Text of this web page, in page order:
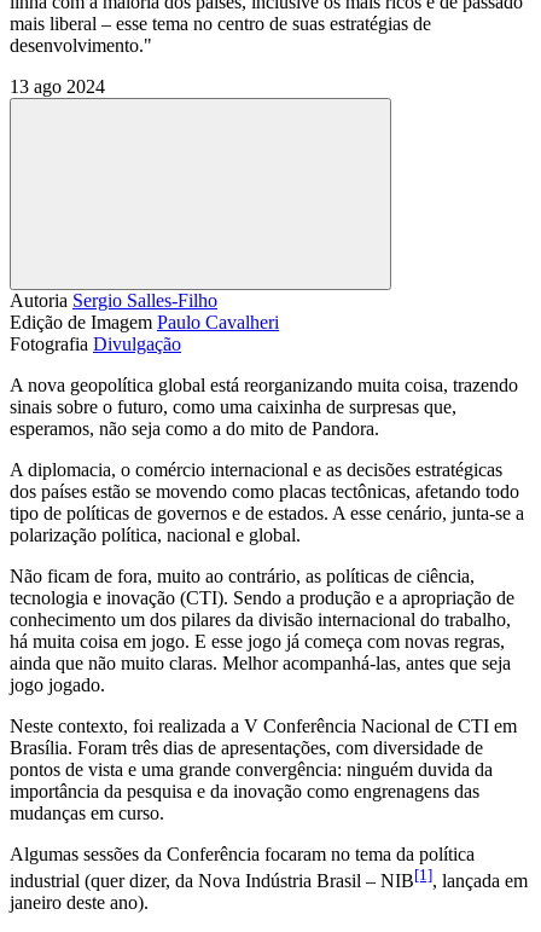
mais liberal – esse tema no centro de suas estratégias de
desenvolvimento."
13 ago 2024
Compartilhar
Autoria Sergio Salles-Filho
Edição de Imagem Paulo Cavalheri
Fotografia Divulgação
A nova geopolítica global está reorganizando muita coisa, trazendo
sinais sobre o futuro, como uma caixinha de surpresas que,
esperamos, não seja como a do mito de Pandora.
A diplomacia, o comércio internacional e as decisões estratégicas
dos países estão se movendo como placas tectônicas, afetando todo
tipo de políticas de governos e de estados. A esse cenário, junta-se a
polarização política, nacional e global.
Não ficam de fora, muito ao contrário, as políticas de ciência,
tecnologia e inovação (CTI). Sendo a produção e a apropriação de
conhecimento um dos pilares da divisão internacional do trabalho,
há muita coisa em jogo. E esse jogo já começa com novas regras,
ainda que não muito claras. Melhor acompanhá-las, antes que seja
jogo jogado.
Neste contexto, foi realizada a V Conferência Nacional de CTI em
Brasília. Foram três dias de apresentações, com diversidade de
pontos de vista e uma grande convergência: ninguém duvida da
importância da pesquisa e da inovação como engrenagens das
mudanças em curso.
Algumas sessões da Conferência focaram no tema da política
industrial (quer dizer, da Nova Indústria Brasil – NIB[1], lançada em
janeiro deste ano).